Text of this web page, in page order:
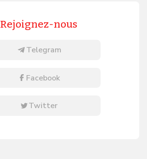
Rejoignez-nous
Telegram
Facebook
Twitter